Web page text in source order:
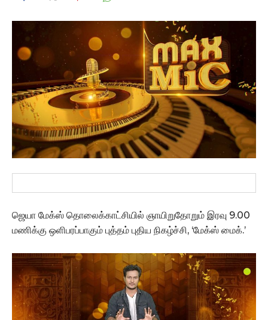
ஜெயா மேக்ஸ் தொலைக்காட்சியில் ஞாயிறுதோறும் இரவு 9.00
மணிக்கு ஒளிபரப்பாகும் புத்தம் புதிய நிகழ்ச்சி, ‘மேக்ஸ் மைக்.’